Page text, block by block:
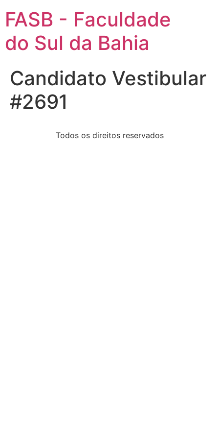
FASB - Faculdade
do Sul da Bahia
Candidato Vestibular
#2691
Todos os direitos reservados